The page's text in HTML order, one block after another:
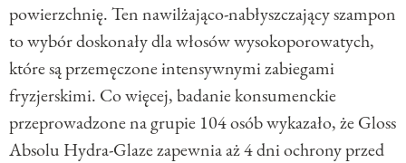
powierzchnię. Ten nawilżająco-nabłyszczający szampon
to wybór doskonały dla włosów wysokoporowatych,
które są przemęczone intensywnymi zabiegami
fryzjerskimi. Co więcej, badanie konsumenckie
przeprowadzone na grupie 104 osób wykazało, że Gloss
Absolu Hydra-Glaze zapewnia aż 4 dni ochrony przed